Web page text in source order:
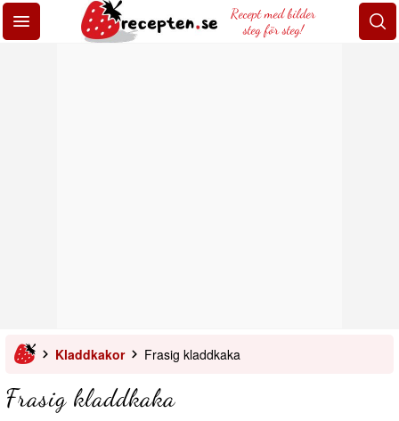
Recept med bilder
steg för steg!
Kladdkakor Frasig kladdkaka
Frasig kladdkaka